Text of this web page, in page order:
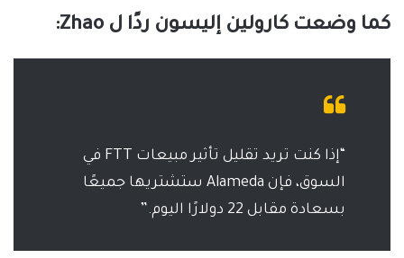
كما وضعت كارولين إليسون ردًا ل Zhao:
“إذا كنت تريد تقليل تأثير مبيعات FTT في
السوق، فإن Alameda ستشتريها جميعًا
بسعادة مقابل 22 دولارًا اليوم.”